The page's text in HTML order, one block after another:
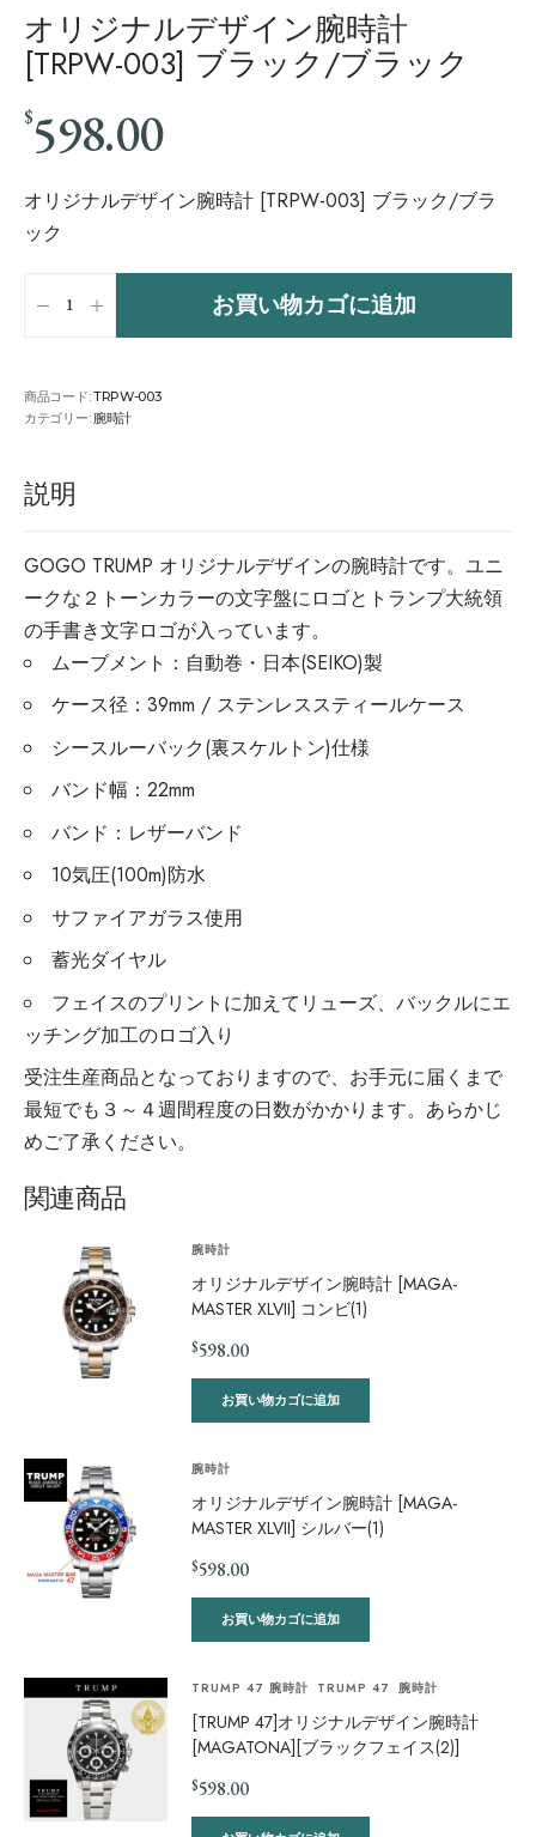
オリジナルデザイン腕時計
[TRPW-003] ブラック/ブラック
$598.00
オリジナルデザイン腕時計 [TRPW-003] ブラック/ブラ
ック
お買い物カゴに追加
商品コード:TRPW-003
カテゴリー: 腕時計
説明
GOGO TRUMP オリジナルデザインの腕時計です。ユニ
ークな２トーンカラーの文字盤にロゴとトランプ大統領
の手書き文字ロゴが入っています。
ムーブメント：自動巻・日本(SEIKO)製
ケース径：39mm / ステンレススティールケース
シースルーバック(裏スケルトン)仕様
バンド幅：22mm
バンド：レザーバンド
10気圧(100m)防水
サファイアガラス使用
蓄光ダイヤル
フェイスのプリントに加えてリューズ、バックルにエ
ッチング加工のロゴ入り
受注生産商品となっておりますので、お手元に届くまで
最短でも３～４週間程度の日数がかかります。あらかじ
めご了承ください。
関連商品
腕時計
オリジナルデザイン腕時計 [MAGA-
MASTER XLVII] コンビ(1)
$598.00
お買い物カゴに追加
腕時計
オリジナルデザイン腕時計 [MAGA-
MASTER XLVII] シルバー(1)
$598.00
お買い物カゴに追加
TRUMP 47 腕時計 TRUMP 47 腕時計
[TRUMP 47]オリジナルデザイン腕時計
[MAGATONA][ブラックフェイス(2)]
$598.00